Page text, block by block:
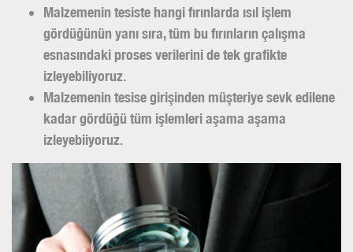
Malzemenin tesiste hangi fırınlarda ısıl işlem
gördüğünün yanı sıra, tüm bu fırınların çalışma
esnasındaki proses verilerini de tek grafikte
izleyebiliyoruz.
Malzemenin tesise girişinden müşteriye sevk edilene
kadar gördüğü tüm işlemleri aşama aşama
izleyebiiyoruz.